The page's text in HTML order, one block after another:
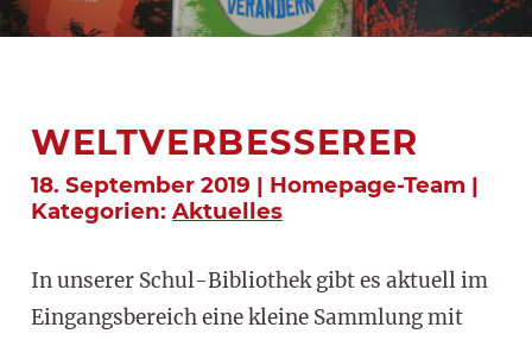
WELTVERBESSERER
18. September 2019 | Homepage-Team |
Kategorien: Aktuelles
In unserer Schul-Bibliothek gibt es aktuell im
Eingangsbereich eine kleine Sammlung mit